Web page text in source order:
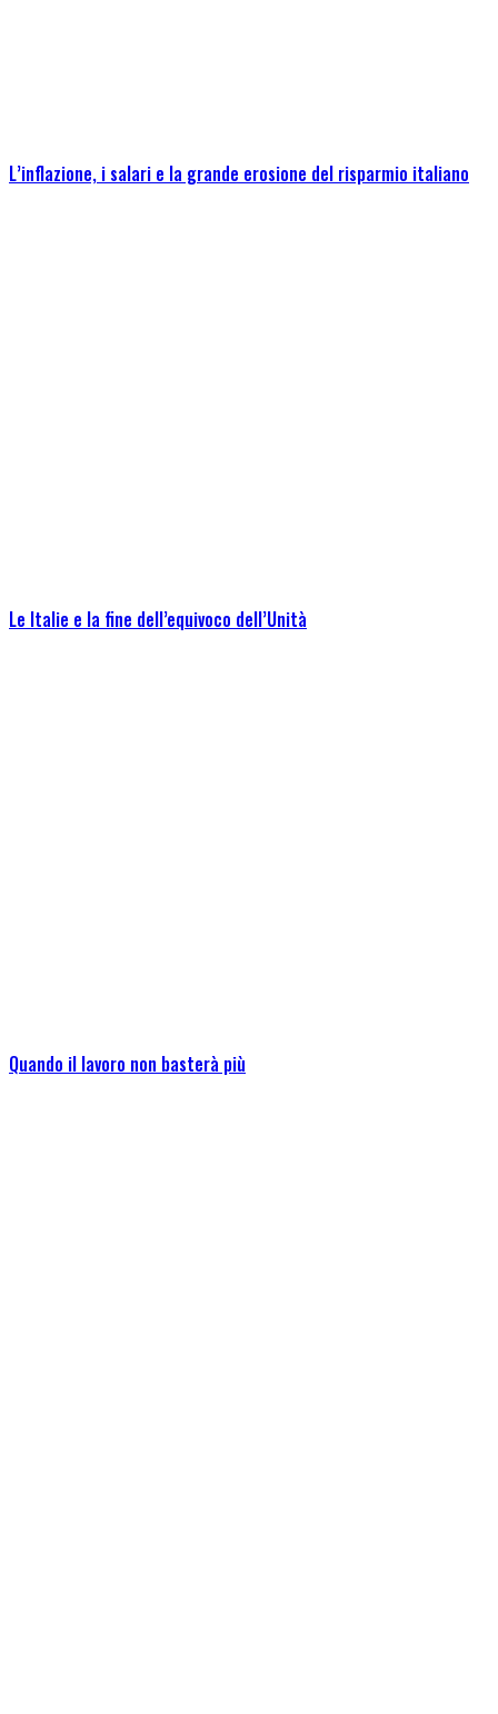
L’inflazione, i salari e la grande erosione del risparmio italiano
Le Italie e la fine dell’equivoco dell’Unità
Quando il lavoro non basterà più